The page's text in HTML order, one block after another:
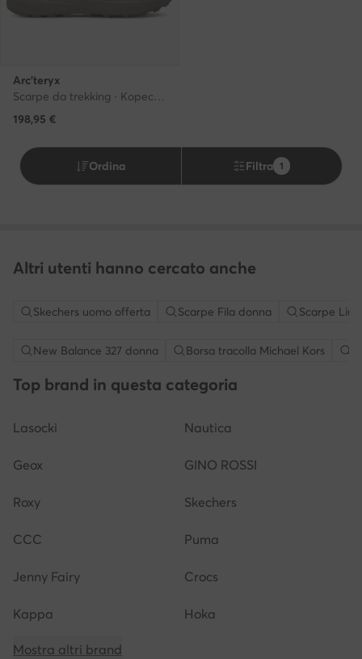
Arc'teryx
Scarpe da trekking · Kopec Gtx GORE-TEX X000010023 · Nero
198,95 €
Ordina Filtra 1
Altri utenti hanno cercato anche
Skechers uomo offerta Scarpe Fila donna Scarpe Liu
New Balance 327 donna Borsa tracolla Michael Kors
Top brand in questa categoria
Lasocki Nautica
Geox GINO ROSSI
Roxy Skechers
CCC Puma
Jenny Fairy Crocs
Kappa Hoka
Mostra altri brand